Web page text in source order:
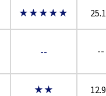
★★★★★
-- --
★★